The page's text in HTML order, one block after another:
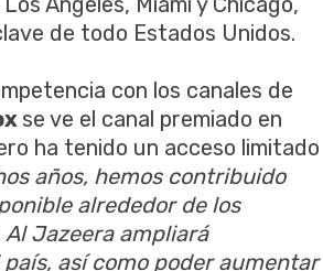
de todo Estados Unidos.
con los canales de
se ve el canal premiado en
ha tenido un acceso limitado
años, hemos contribuido
alrededor de los
Al Jazeera ampliará
así como poder aumentar